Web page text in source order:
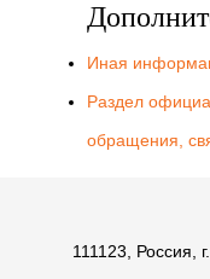
Иная
Раздел
обращения,
111123, Россия,